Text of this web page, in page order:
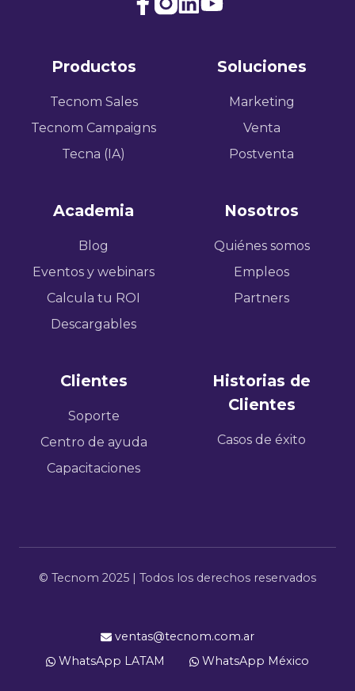
JoinBrowse
projects
Productos
Tecnom Sales
Tecnom Campaigns
Tecna (IA)
Soluciones
Marketing
Venta
Postventa
Academia
Blog
Eventos y webinars
Calcula tu ROI
Descargables
Nosotros
Quiénes somos
Empleos
Partners
Clientes
Soporte
Centro de ayuda
Capacitaciones
Historias de
Clientes
Casos de éxito
© Tecnom 2025 | Todos los derechos reservados
ventas@tecnom.com.ar
WhatsApp LATAM
WhatsApp México